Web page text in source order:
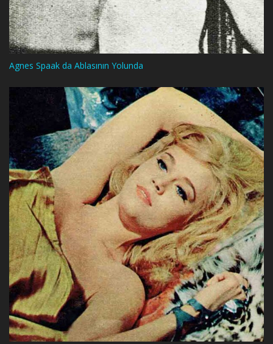
Agnes Spaak da Ablasının Yolunda